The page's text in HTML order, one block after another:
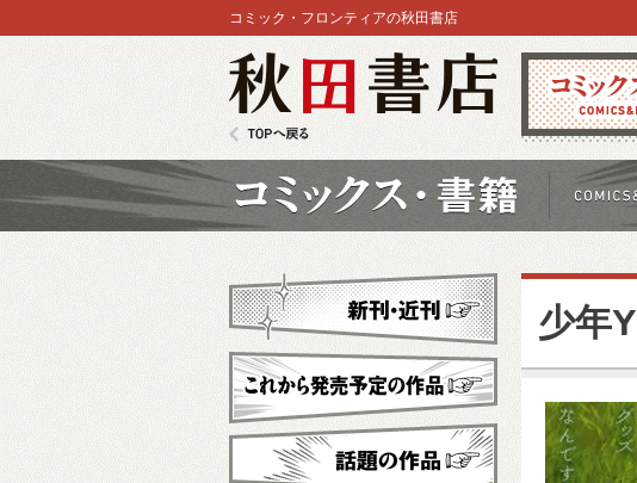
コミックス
コミック・フロンティアの秋田書店
少年Y
新刊・近刊
これから発売予定